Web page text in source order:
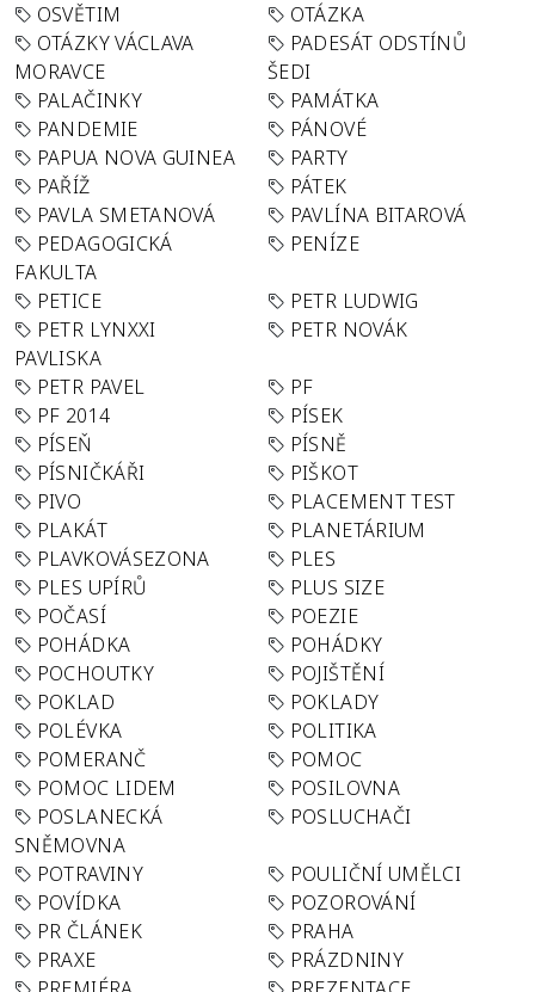
OSVĚTIM
OTÁZKA
OTÁZKY VÁCLAVA
MORAVCE
PADESÁT ODSTÍNŮ
ŠEDI
PALAČINKY
PAMÁTKA
PANDEMIE
PÁNOVÉ
PAPUA NOVA GUINEA
PARTY
PAŘÍŽ
PÁTEK
PAVLA SMETANOVÁ
PAVLÍNA BITAROVÁ
PEDAGOGICKÁ
FAKULTA
PENÍZE
PETICE
PETR LUDWIG
PETR LYNXXI
PAVLISKA
PETR NOVÁK
PETR PAVEL
PF
PF 2014
PÍSEK
PÍSEŇ
PÍSNĚ
PÍSNIČKÁŘI
PIŠKOT
PIVO
PLACEMENT TEST
PLAKÁT
PLANETÁRIUM
PLAVKOVÁSEZONA
PLES
PLES UPÍRŮ
PLUS SIZE
POČASÍ
POEZIE
POHÁDKA
POHÁDKY
POCHOUTKY
POJIŠTĚNÍ
POKLAD
POKLADY
POLÉVKA
POLITIKA
POMERANČ
POMOC
POMOC LIDEM
POSILOVNA
POSLANECKÁ
SNĚMOVNA
POSLUCHAČI
POTRAVINY
POULIČNÍ UMĚLCI
POVÍDKA
POZOROVÁNÍ
PR ČLÁNEK
PRAHA
PRAXE
PRÁZDNINY